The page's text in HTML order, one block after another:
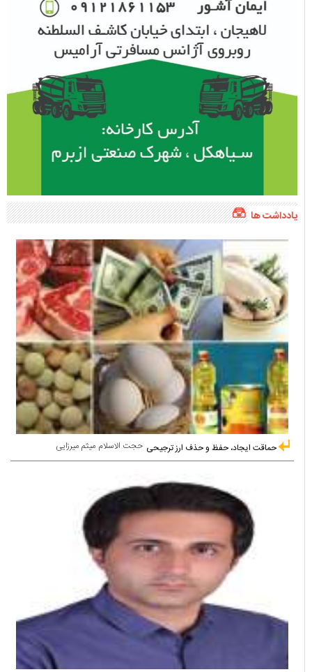
یادداشت ها
حجت الاسلام میثم میرزایی حماقت ایجاد، حفظ و حذف ارز ترجیحی